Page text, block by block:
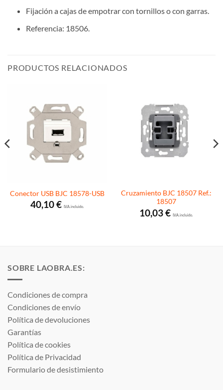
Fijación a cajas de empotrar con tornillos o con garras.
Referencia: 18506.
PRODUCTOS RELACIONADOS
Conector USB BJC 18578-USB
40,10€ I.V.A. incluido.
Cruzamiento BJC 18507 Ref.:
18507
10,03€ I.V.A. incluido.
SOBRE LAOBRA.ES:
Condiciones de compra
Condiciones de envío
Política de devoluciones
Garantías
Política de cookies
Política de Privacidad
Formulario de desistimiento